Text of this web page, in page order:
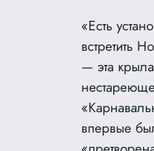
«Есть
встретить
— эта
впервые